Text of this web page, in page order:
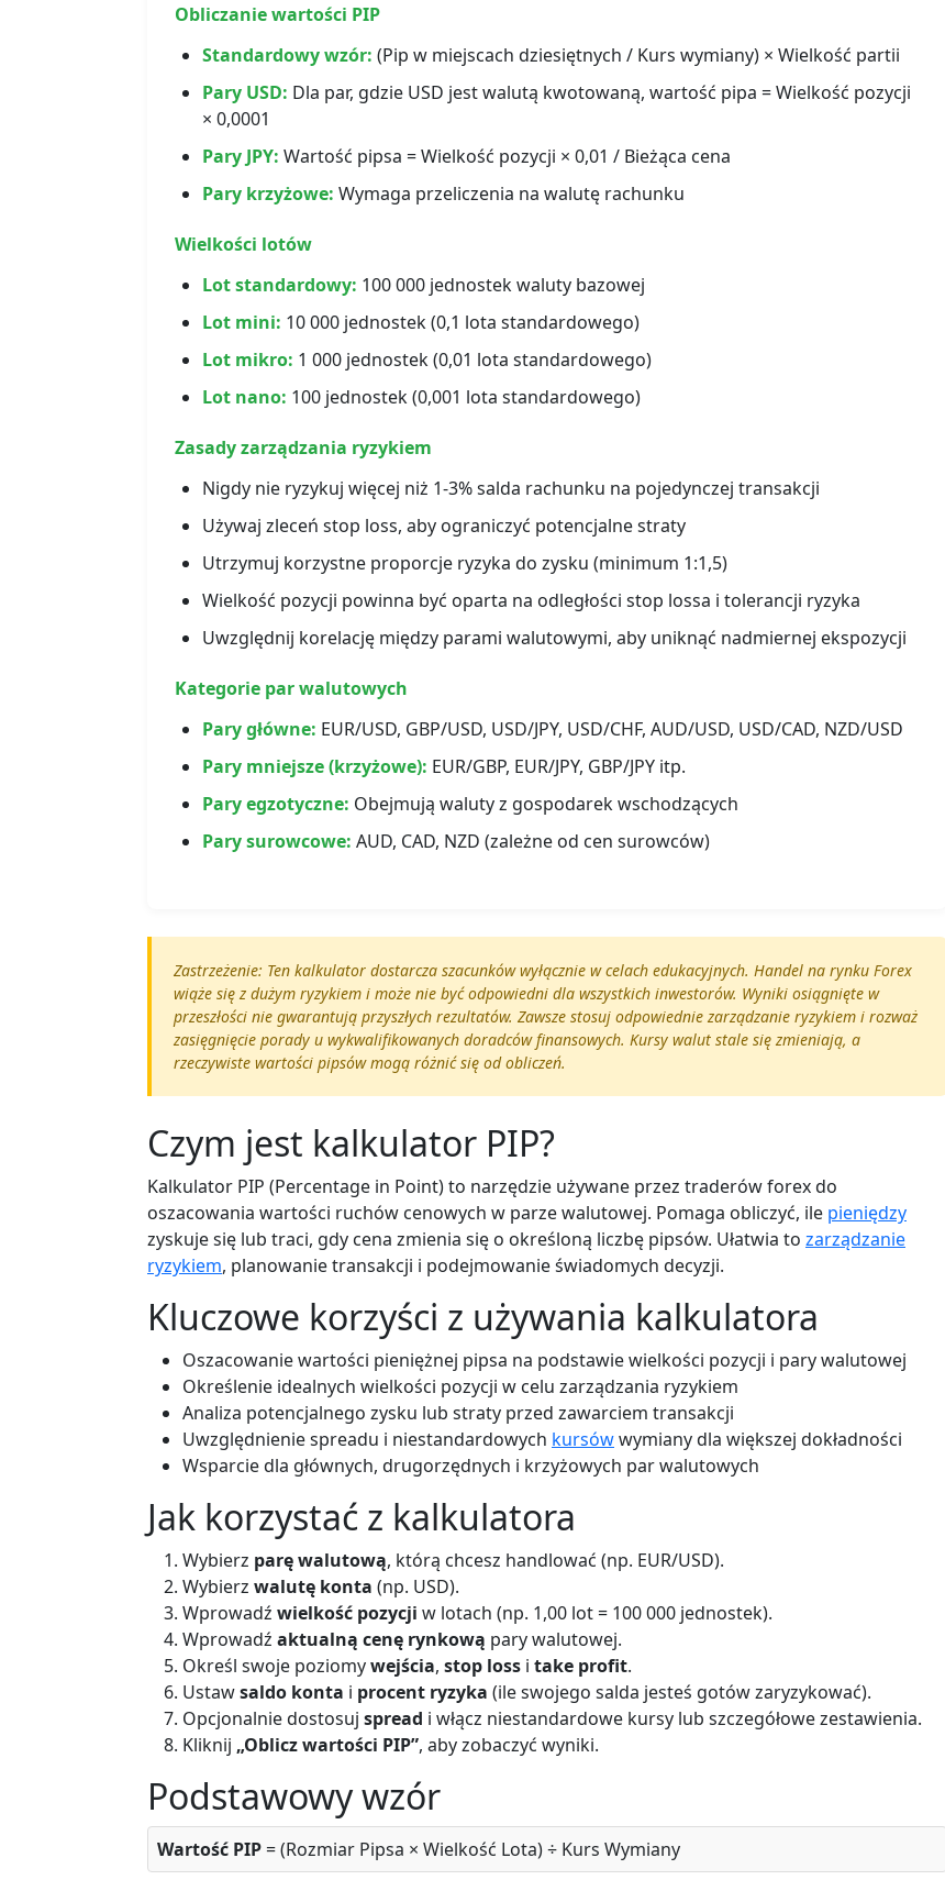
Obliczanie wartości PIP
Standardowy wzór: (Pip w miejscach dziesiętnych / Kurs wymiany) × Wielkość partii
Pary USD: Dla par, gdzie USD jest walutą kwotowaną, wartość pipa = Wielkość pozycji
× 0,0001
Pary JPY: Wartość pipsa = Wielkość pozycji × 0,01 / Bieżąca cena
Pary krzyżowe: Wymaga przeliczenia na walutę rachunku
Wielkości lotów
Lot standardowy: 100 000 jednostek waluty bazowej
Lot mini: 10 000 jednostek (0,1 lota standardowego)
Lot mikro: 1 000 jednostek (0,01 lota standardowego)
Lot nano: 100 jednostek (0,001 lota standardowego)
Zasady zarządzania ryzykiem
Nigdy nie ryzykuj więcej niż 1-3% salda rachunku na pojedynczej transakcji
Używaj zleceń stop loss, aby ograniczyć potencjalne straty
Utrzymuj korzystne proporcje ryzyka do zysku (minimum 1:1,5)
Wielkość pozycji powinna być oparta na odległości stop lossa i tolerancji ryzyka
Uwzględnij korelację między parami walutowymi, aby uniknąć nadmiernej ekspozycji
Kategorie par walutowych
Pary główne: EUR/USD, GBP/USD, USD/JPY, USD/CHF, AUD/USD, USD/CAD, NZD/USD
Pary mniejsze (krzyżowe): EUR/GBP, EUR/JPY, GBP/JPY itp.
Pary egzotyczne: Obejmują waluty z gospodarek wschodzących
Pary surowcowe: AUD, CAD, NZD (zależne od cen surowców)
Zastrzeżenie: Ten kalkulator dostarcza szacunków wyłącznie w celach edukacyjnych. Handel na rynku Forex
wiąże się z dużym ryzykiem i może nie być odpowiedni dla wszystkich inwestorów. Wyniki osiągnięte w
przeszłości nie gwarantują przyszłych rezultatów. Zawsze stosuj odpowiednie zarządzanie ryzykiem i rozważ
zasięgnięcie porady u wykwalifikowanych doradców finansowych. Kursy walut stale się zmieniają, a
rzeczywiste wartości pipsów mogą różnić się od obliczeń.
Czym jest kalkulator PIP?
Kalkulator PIP (Percentage in Point) to narzędzie używane przez traderów forex do
oszacowania wartości ruchów cenowych w parze walutowej. Pomaga obliczyć, ile pieniędzy
zyskuje się lub traci, gdy cena zmienia się o określoną liczbę pipsów. Ułatwia to zarządzanie
ryzykiem, planowanie transakcji i podejmowanie świadomych decyzji.
Kluczowe korzyści z używania kalkulatora
Oszacowanie wartości pieniężnej pipsa na podstawie wielkości pozycji i pary walutowej
Określenie idealnych wielkości pozycji w celu zarządzania ryzykiem
Analiza potencjalnego zysku lub straty przed zawarciem transakcji
Uwzględnienie spreadu i niestandardowych kursówwymiany dla większej dokładności
Wsparcie dla głównych, drugorzędnych i krzyżowych par walutowych
Jak korzystać z kalkulatora
Wybierz parę walutową, którą chcesz handlować (np. EUR/USD).
Wybierz walutę konta (np. USD).
Wprowadź wielkość pozycji w lotach (np. 1,00 lot = 100 000 jednostek).
Wprowadź aktualną cenę rynkową pary walutowej.
Określ swoje poziomywejścia, stop loss i take profit.
Ustawsaldo konta i procent ryzyka (ile swojego salda jesteś gotów zaryzykować).
Opcjonalnie dostosuj spread i włącz niestandardowe kursy lub szczegółowe zestawienia.
Kliknij „Oblicz wartości PIP”, aby zobaczyć wyniki.
Podstawowy wzór
Wartość PIP= (Rozmiar Pipsa × Wielkość Lota) ÷ Kurs Wymiany